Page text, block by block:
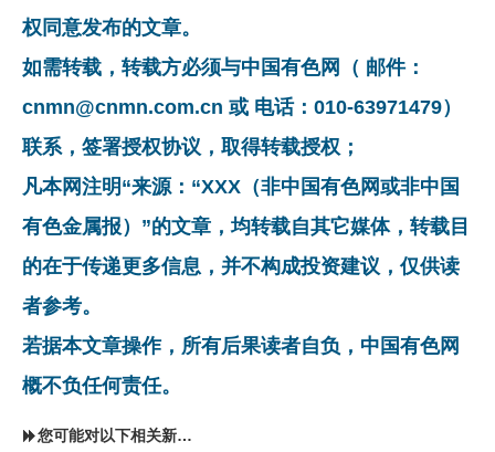
权同意发布的文章。
如需转载，转载方必须与中国有色网（ 邮件：
cnmn@cnmn.com.cn 或 电话：010-63971479）
联系，签署授权协议，取得转载授权；
凡本网注明“来源：“XXX（非中国有色网或非中国
有色金属报）”的文章，均转载自其它媒体，转载目
的在于传递更多信息，并不构成投资建议，仅供读
者参考。
若据本文章操作，所有后果读者自负，中国有色网
概不负任何责任。
您可能对以下相关新闻同样感兴趣